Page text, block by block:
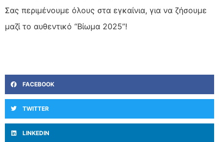
Σας περιμένουμε όλους στα εγκαίνια, για να ζήσουμε
μαζί το αυθεντικό “Βίωμα 2025”!
FACEBOOK
TWITTER
LINKEDIN